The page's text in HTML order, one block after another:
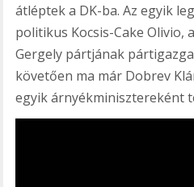
átléptek a DK-ba. Az egyik
politikus Kocsis-Cake Olivio,
Gergely pártjának
követően ma már Dobrev
egyik árnyékminisztereként